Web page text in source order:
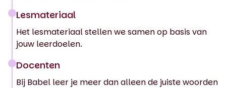
Lesmateriaal
Het lesmateriaal stellen we samen op basis van
jouw leerdoelen.
Docenten
Bij Babel leer je meer dan alleen de juiste woorden